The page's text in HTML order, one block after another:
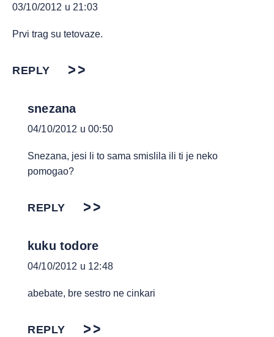
03/10/2012 u 21:03
Prvi trag su tetovaze.
REPLY
snezana
04/10/2012 u 00:50
Snezana, jesi li to sama smislila ili ti je neko
pomogao?
REPLY
kuku todore
04/10/2012 u 12:48
abebate, bre sestro ne cinkari
REPLY